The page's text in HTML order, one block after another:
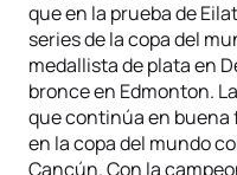
que en la prueba de
series de la copa del
medallista de plata en
bronce en Edmonton.
que continúa en buena
en la copa del mundo
Cancún. Con la